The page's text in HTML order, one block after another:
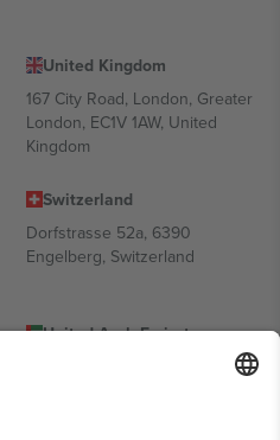
United Kingdom
167 City Road, London, Greater
London, EC1V 1AW, United
Kingdom
Switzerland
Dorfstrasse 52a, 6390
Engelberg, Switzerland
United Arab Emirates
UAE Dubai Silicon Oasis, DDP